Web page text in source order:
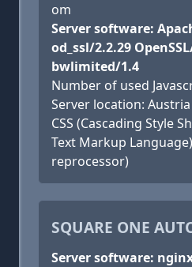
om
Server software:
od_ssl/2.2.29
bwlimited/1.4
Number of used
Server location: Austria
CSS (Cascading Style
Text Markup
reprocessor)
SQUARE ONE
Server software: